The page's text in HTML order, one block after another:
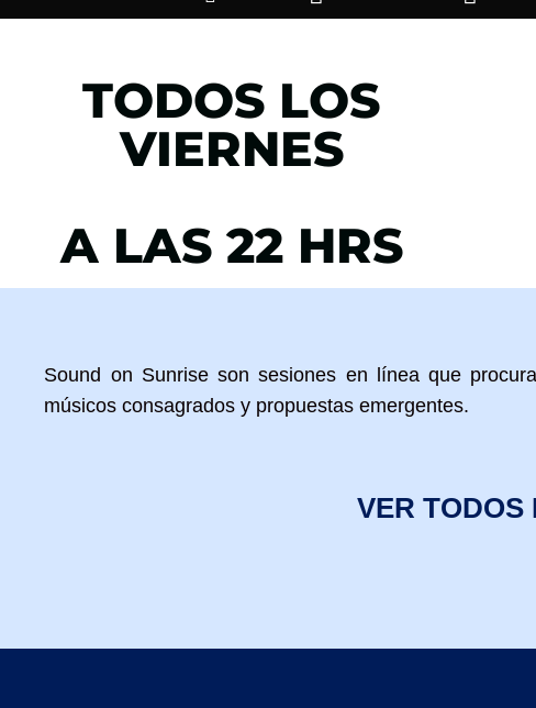
TODOS LOS
VIERNES
A LAS 22 HRS
Sound on Sunrise son sesiones en línea que
músicos consagrados y propuestas emergentes.
VER TODOS